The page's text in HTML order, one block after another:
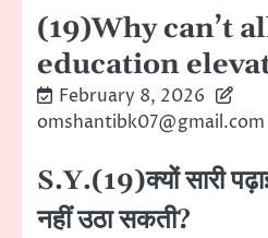
(19)Why can’t
education
February 8, 2026
omshantibk07@gmail.com
S.Y.(19)क्यों सारी
नहीं उठा सकती?